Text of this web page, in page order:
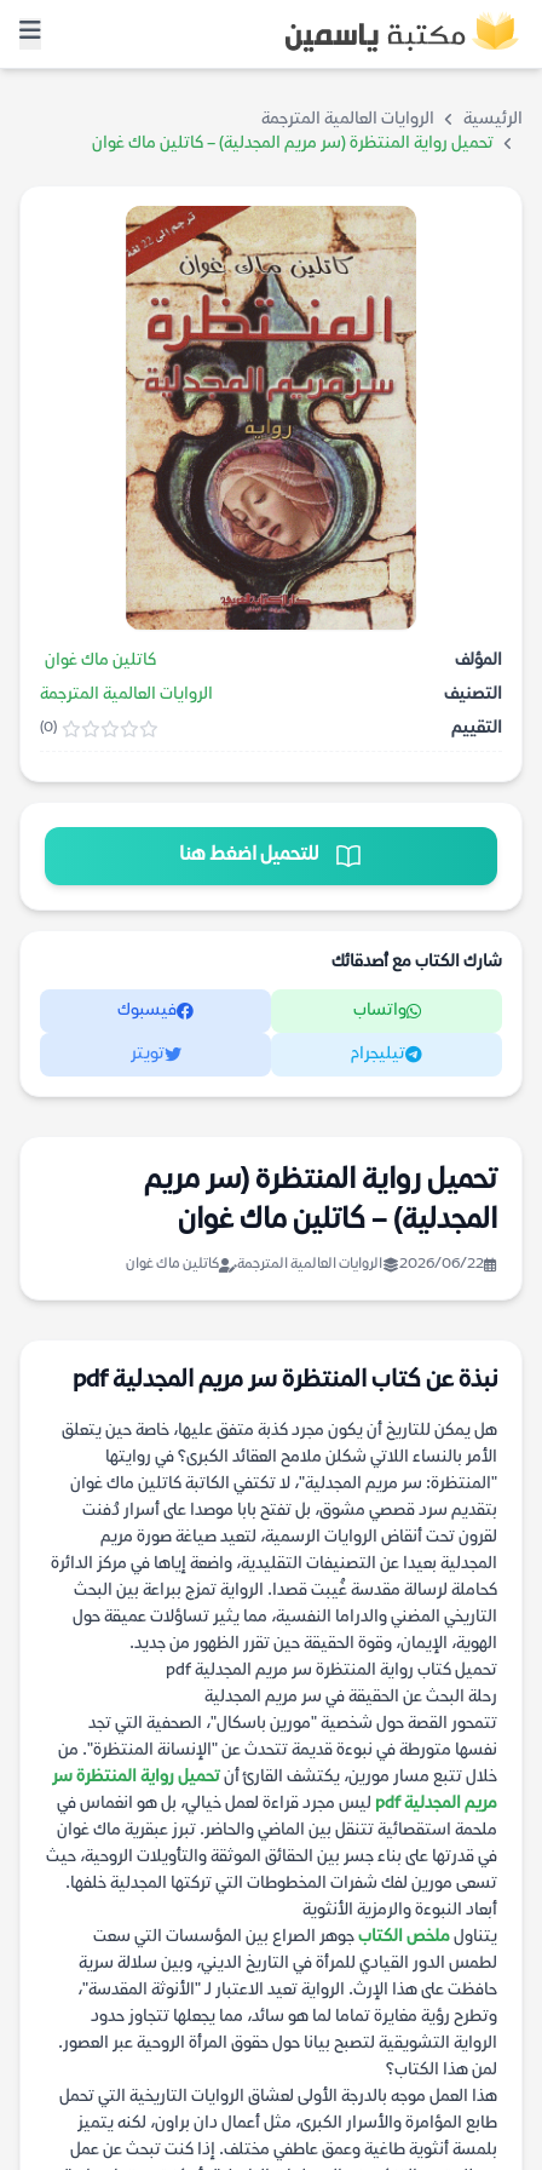
الرئيسية
الروايات العالمية المترجمة
تحميل رواية المنتظرة (سر مريم المجدلية) – كاتلين ماك غوان
المؤلف
كاتلين ماك غوان
التصنيف
الروايات العالمية المترجمة
التقييم
(0)
للتحميل اضغط هنا
شارك الكتاب مع أصدقائك
واتساب فيسبوك
تيليجرام تويتر
تحميل رواية المنتظرة (سر مريم
المجدلية) – كاتلين ماك غوان
2026/06/22 الروايات العالمية المترجمة كاتلين ماك غوان
نبذة عن كتاب المنتظرة سر مريم المجدلية pdf
هل يمكن للتاريخ أن يكون مجرد كذبة متفق عليها، خاصة حين يتعلق
الأمر بالنساء اللاتي شكلن ملامح العقائد الكبرى؟ في روايتها
"المنتظرة: سر مريم المجدلية"، لا تكتفي الكاتبة كاتلين ماك غوان
بتقديم سرد قصصي مشوق، بل تفتح بابا موصدا على أسرار دُفنت
لقرون تحت أنقاض الروايات الرسمية، لتعيد صياغة صورة مريم
المجدلية بعيدا عن التصنيفات التقليدية، واضعة إياها في مركز الدائرة
كحاملة لرسالة مقدسة غُيبت قصدا. الرواية تمزج ببراعة بين البحث
التاريخي المضني والدراما النفسية، مما يثير تساؤلات عميقة حول
الهوية، الإيمان، وقوة الحقيقة حين تقرر الظهور من جديد.
تحميل كتاب رواية المنتظرة سر مريم المجدلية pdf
رحلة البحث عن الحقيقة في سر مريم المجدلية
تتمحور القصة حول شخصية "مورين باسكال"، الصحفية التي تجد
نفسها متورطة في نبوءة قديمة تتحدث عن "الإنسانة المنتظرة". من
خلال تتبع مسار مورين، يكتشف القارئ أنتحميل رواية المنتظرة سر
مريم المجدلية pdf
ليس مجرد قراءة لعمل خيالي، بل هو انغماس في
ملحمة استقصائية تتنقل بين الماضي والحاضر. تبرز عبقرية ماك غوان
في قدرتها على بناء جسر بين الحقائق الموثقة والتأويلات الروحية، حيث
تسعى مورين لفك شفرات المخطوطات التي تركتها المجدلية خلفها.
أبعاد النبوءة والرمزية الأنثوية
يتناولملخص الكتابجوهر الصراع بين المؤسسات التي سعت
لطمس الدور القيادي للمرأة في التاريخ الديني، وبين سلالة سرية
حافظت على هذا الإرث. الرواية تعيد الاعتبار لـ "الأنوثة المقدسة"،
وتطرح رؤية مغايرة تماما لما هو سائد، مما يجعلها تتجاوز حدود
الرواية التشويقية لتصبح بيانا حول حقوق المرأة الروحية عبر العصور.
لمن هذا الكتاب؟
هذا العمل موجه بالدرجة الأولى لعشاق الروايات التاريخية التي تحمل
طابع المؤامرة والأسرار الكبرى، مثل أعمال دان براون، لكنه يتميز
بلمسة أنثوية طاغية وعمق عاطفي مختلف. إذا كنت تبحث عن عمل